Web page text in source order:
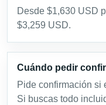
Desde $1,630 USD
$3,259 USD.
Cuándo pedir
Pide confirmación si
Si buscas todo